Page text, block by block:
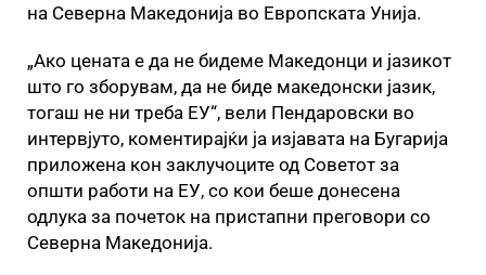
на Северна Македонија во Европската Унија.
„Ако цената е да не бидеме Македонци и јазикот
што го зборувам, да не биде македонски јазик,
тогаш не ни треба ЕУ“, вели Пендаровски во
интервјуто, коментирајќи ја изјавата на Бугарија
приложена кон заклучоците од Советот за
општи работи на ЕУ, со кои беше донесена
одлука за почеток на пристапни преговори со
Северна Македонија.